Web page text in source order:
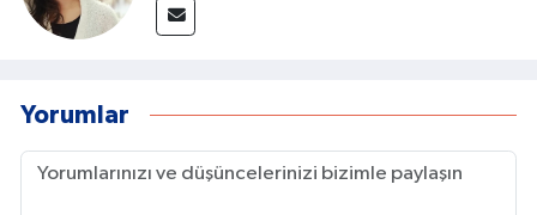
Yorumlar